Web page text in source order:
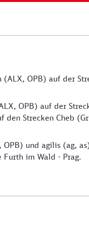
OPB) auf der
OPB) auf der
den Strecken Cheb
und agilis (ag,
Furth im Wald - Prag.